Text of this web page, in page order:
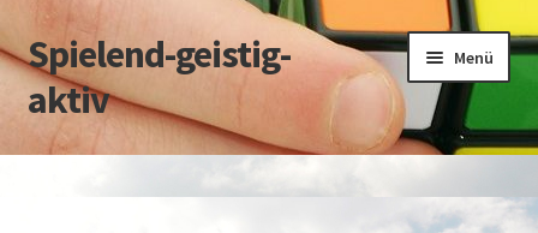
Zur
Navigation
springen
Zum
Inhalt
springen
Spielend-geistig-
aktiv
Menü
Start